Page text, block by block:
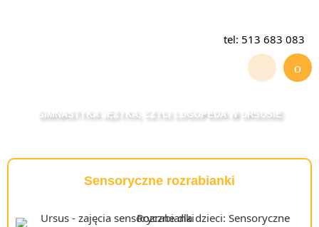
tel: 513 683 083
GIMNASTYKA JĘZYKA, CZYLI LOGOPEDA W URSUSIE
Sensoryczne rozrabianki